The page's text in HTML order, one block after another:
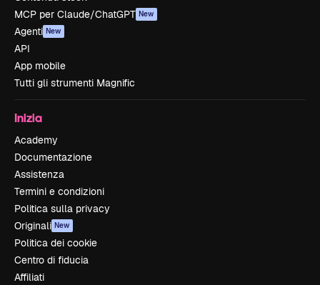
MCP per Claude/ChatGPT New
Agenti New
API
App mobile
Tutti gli strumenti Magnific
Inizia
Academy
Documentazione
Assistenza
Termini e condizioni
Politica sulla privacy
Originali New
Politica dei cookie
Centro di fiducia
Affiliati